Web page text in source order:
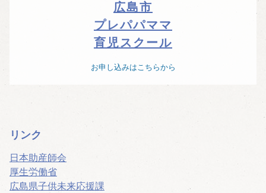
広島市
プレパパママ
育児スクール
お申し込みはこちらから
リンク
日本助産師会
厚生労働省
広島県子供未来応援課